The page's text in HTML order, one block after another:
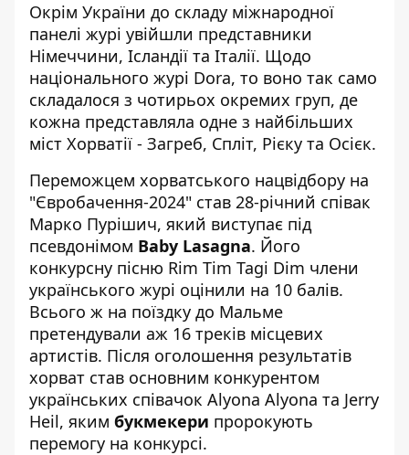
Окрім України до складу міжнародної
панелі журі увійшли представники
Німеччини, Ісландії та Італії. Щодо
національного журі Dora, то воно так само
складалося з чотирьох окремих груп, де
кожна представляла одне з найбільших
міст Хорватії - Загреб, Спліт, Рієку та Осієк.
Переможцем хорватського нацвідбору на
"Євробачення-2024" став 28-річний співак
Марко Пурішич, який виступає під
псевдонімом Baby Lasagna. Його
конкурсну пісню Rim Tim Tagi Dim члени
українського журі оцінили на 10 балів.
Всього ж на поїздку до Мальме
претендували аж 16 треків місцевих
артистів. Після оголошення результатів
хорват став основним конкурентом
українських співачок Alyona Alyona та Jerry
Heil, яким букмекери пророкують
перемогу на конкурсі.